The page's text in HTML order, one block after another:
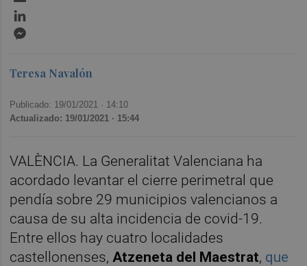
Teresa Navalón
Publicado: 19/01/2021 · 14:10
Actualizado: 19/01/2021 · 15:44
VALÈNCIA. La Generalitat Valenciana ha
acordado levantar el cierre perimetral que
pendía sobre 29 municipios valencianos a
causa de su alta incidencia de covid-19.
Entre ellos hay cuatro localidades
castellonenses, Atzeneta del Maestrat, que